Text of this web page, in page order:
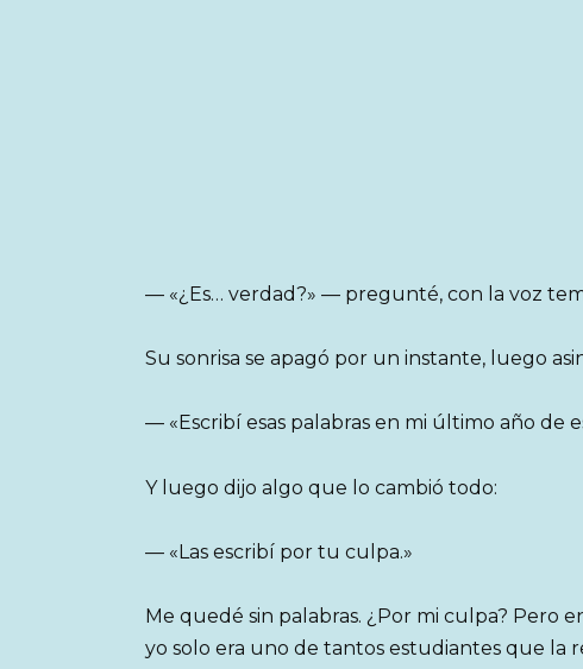
— «¿Es… verdad?» — pregunté, con la voz
Su sonrisa se apagó por un instante, luego
— «Escribí esas palabras en mi último año de
Y luego dijo algo que lo cambió todo:
— «Las escribí por tu culpa.»
Me quedé sin palabras. ¿Por mi culpa? Pero
yo solo era uno de tantos estudiantes que la